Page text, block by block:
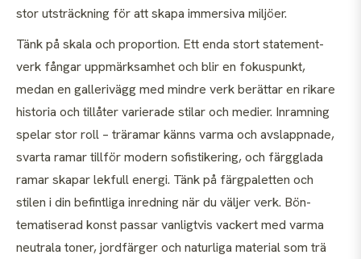
stor utsträckning för att skapa immersiva miljöer.
Tänk på skala och proportion. Ett enda stort statement-
verk fångar uppmärksamhet och blir en fokuspunkt,
medan en gallerivägg med mindre verk berättar en rikare
historia och tillåter varierade stilar och medier. Inramning
spelar stor roll – träramar känns varma och avslappnade,
svarta ramar tillför modern sofistikering, och färgglada
ramar skapar lekfull energi. Tänk på färgpaletten och
stilen i din befintliga inredning när du väljer verk. Bön-
tematiserad konst passar vanligtvis vackert med varma
neutrala toner, jordfärger och naturliga material som trä